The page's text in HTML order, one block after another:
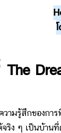
The
วามรู้สึกของกา
จริง ๆ เป็นบ้า